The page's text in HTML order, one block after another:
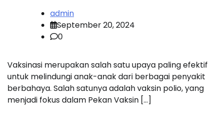
admin
September 20, 2024
0
Vaksinasi merupakan salah satu upaya paling efektif
untuk melindungi anak-anak dari berbagai penyakit
berbahaya. Salah satunya adalah vaksin polio, yang
menjadi fokus dalam Pekan Vaksin […]